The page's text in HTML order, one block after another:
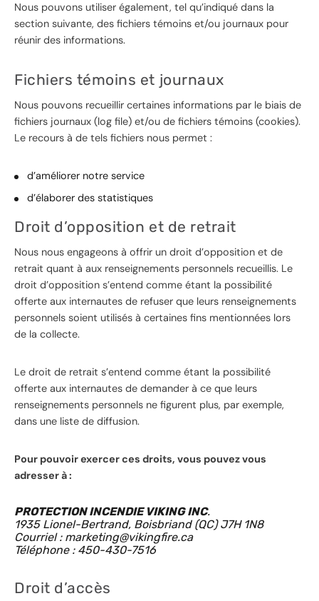
Nous pouvons utiliser également, tel qu’indiqué dans la
section suivante, des fichiers témoins et/ou journaux pour
réunir des informations.
Fichiers témoins et journaux
Nous pouvons recueillir certaines informations par le biais de
fichiers journaux (log file) et/ou de fichiers témoins (cookies).
Le recours à de tels fichiers nous permet :
d’améliorer notre service
d’élaborer des statistiques
Droit d’opposition et de retrait
Nous nous engageons à offrir un droit d’opposition et de
retrait quant à aux renseignements personnels recueillis. Le
droit d’opposition s’entend comme étant la possibilité
offerte aux internautes de refuser que leurs renseignements
personnels soient utilisés à certaines fins mentionnées lors
de la collecte.
Le droit de retrait s’entend comme étant la possibilité
offerte aux internautes de demander à ce que leurs
renseignements personnels ne figurent plus, par exemple,
dans une liste de diffusion.
Pour pouvoir exercer ces droits, vous pouvez vous
adresser à :
PROTECTION INCENDIE VIKING INC.
1935 Lionel-Bertrand, Boisbriand (QC) J7H 1N8
Courriel : marketing@vikingfire.ca
Téléphone : 450-430-7516
Droit d’accès